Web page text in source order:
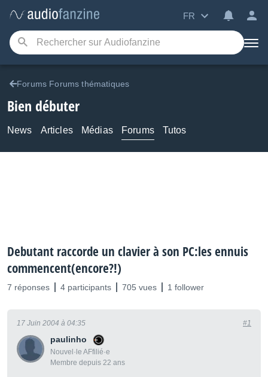
FR
Forums Forums thématiques
Bien débuter
News Articles Médias Forums Tutos
Debutant raccorde un clavier à son PC:les ennuis
commencent(encore?!)
7 réponses 4 participants 705 vues 1 follower
paulinho
Nouvel·le AFfilié·e
Membre depuis 22 ans
17 Juin 2004 à 04:35 #1